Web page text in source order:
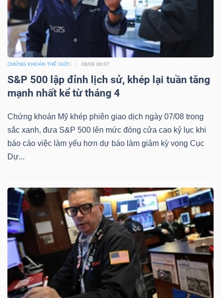
CHỨNG KHOÁN THẾ GIỚI 08/08 08:07
S&P 500 lập đỉnh lịch sử, khép lại tuần tăng
mạnh nhất kể từ tháng 4
Chứng khoán Mỹ khép phiên giao dịch ngày 07/08 trong
sắc xanh, đưa S&P 500 lên mức đóng cửa cao kỷ lục khi
báo cáo việc làm yếu hơn dự báo làm giảm kỳ vọng Cục
Dự...